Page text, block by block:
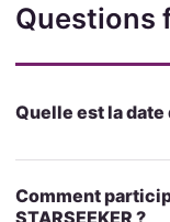
Questions
Quelle est la date
Comment
STARSEEKER ?